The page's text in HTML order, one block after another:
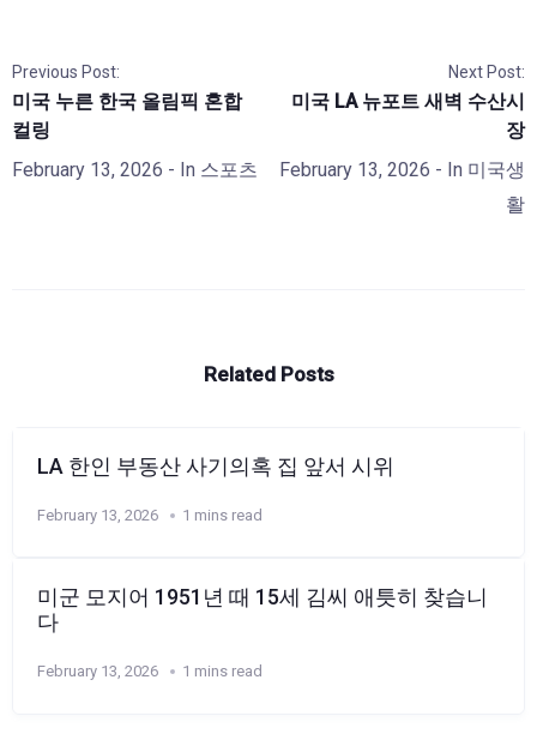
Previous Post:
미국 누른 한국 올림픽 혼합
컬링
February 13, 2026 - In 스포츠
Next Post:
미국 LA 뉴포트 새벽 수산시
장
February 13, 2026 - In 미국생
활
Related Posts
LA 한인 부동산 사기의혹 집 앞서 시위
February 13, 2026 1 mins read
미군 모지어 1951년 때 15세 김씨 애틋히 찾습니
다
February 13, 2026 1 mins read